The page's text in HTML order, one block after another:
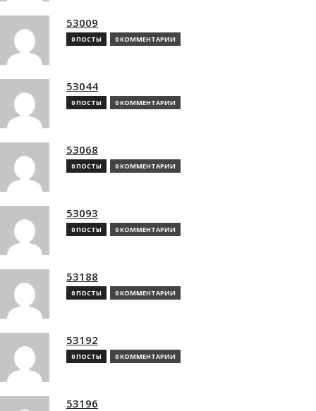
53009
0 ПОСТЫ 0 КОММЕНТАРИИ
53044
0 ПОСТЫ 0 КОММЕНТАРИИ
53068
0 ПОСТЫ 0 КОММЕНТАРИИ
53093
0 ПОСТЫ 0 КОММЕНТАРИИ
53188
0 ПОСТЫ 0 КОММЕНТАРИИ
53192
0 ПОСТЫ 0 КОММЕНТАРИИ
53196